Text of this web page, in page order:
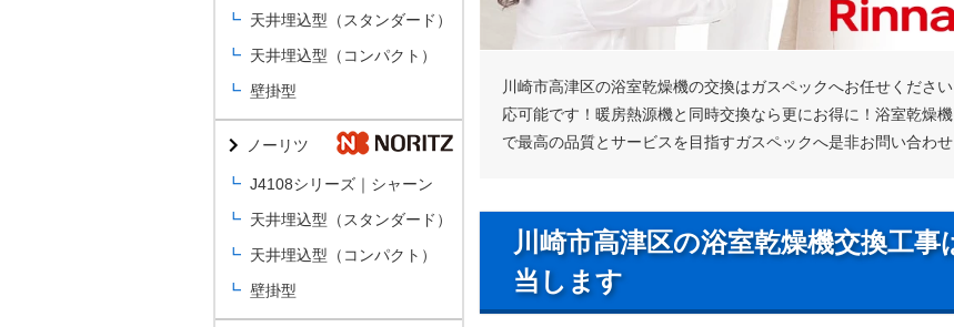
天井埋込型（スタンダード）
天井埋込型（コンパクト）
壁掛型
ノーリツ
J4108シリーズ｜シャーン
天井埋込型（スタンダード）
天井埋込型（コンパクト）
壁掛型
川崎市高津区の浴室乾燥機の交換はガスペックへお任せくださ
応可能です！暖房熱源機と同時交換なら更にお得に！浴室乾燥
で最高の品質とサービスを目指すガスペックへ是非お問い合わせ
川崎市高津区の浴室乾燥機交換工
当します